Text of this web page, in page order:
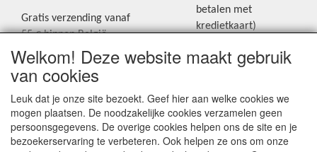
Gratis verzending vanaf
55 € binnen België.
Gratis verzending vanaf
65 € naar Nederland.
Levering andere
landen: geen gratis
verzending, portkosten
worden aangerekend.
betalen met
kredietkaart)
Blijf op de hoogte van de laatste
onze Facebookpagina.
Welkom! Deze website maakt gebruik
van cookies
Leuk dat je onze site bezoekt. Geef hier aan welke cookies we
mogen plaatsen. De noodzakelijke cookies verzamelen geen
persoonsgegevens. De overige cookies helpen ons de site en je
bezoekerservaring te verbeteren. Ook helpen ze ons om onze